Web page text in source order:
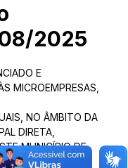
2025
E
MICROEMPRESAS,
NO ÂMBITO DA
DIRETA,
MUNICÍPIO DE
COM AS